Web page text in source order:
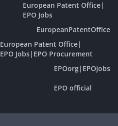
European Patent Office|
EPO Jobs
EuropeanPatentOffice
European Patent Office|
EPO Jobs| EPO Procurement
EPOorg| EPOjobs
EPO official